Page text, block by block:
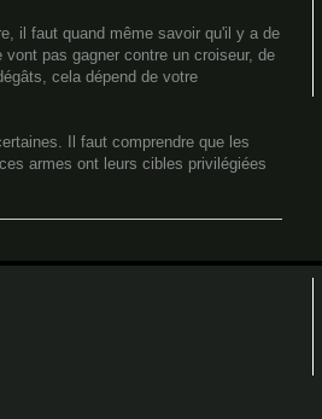
il faut quand même savoir qu'il y a de
pas gagner contre un croiseur, de
cela dépend de votre
Il faut comprendre que les
armes ont leurs cibles privilégiées